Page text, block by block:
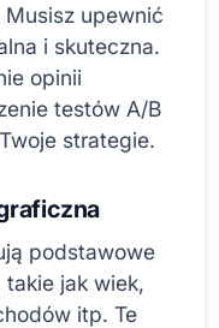
Musisz upewnić
i skuteczna.
opinii
testów A/B
strategie.
podstawowe
jak wiek,
itp. Te